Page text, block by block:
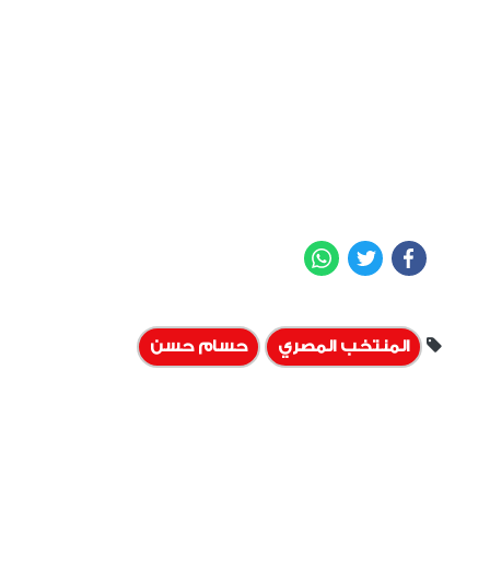
Facebook
Twitter
المنتخب المصري حسام حسن